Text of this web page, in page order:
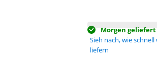
Morgen geliefert
Sieh nach, wie
liefern